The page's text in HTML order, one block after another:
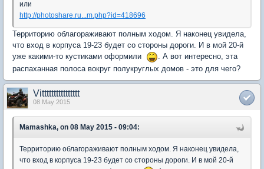
или
http://photoshare.ru...m.php?id=418696
Территорию облагораживают полным ходом. Я наконец увидела,
что вход в корпуса 19-23 будет со стороны дороги. И в мой 20-й
уже какими-то кустиками оформили
. А вот интересно, эта
распаханная полоса вокруг полукруглых домов - это для чего?
Vitttttttttttttttt
08 May 2015
Mamashka, on 08 May 2015 - 09:04:
Территорию облагораживают полным ходом. Я наконец увидела,
что вход в корпуса 19-23 будет со стороны дороги. И в мой 20-й